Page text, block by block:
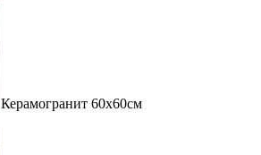
Керамогранит 60x60см